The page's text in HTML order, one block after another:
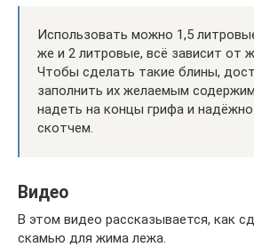
Использовать можно 1,5
же и 2 литровые, всё зависит от
Чтобы сделать такие блины,
заполнить их желаемым
надеть на концы грифа и надёжно
скотчем.
Видео
В этом видео рассказывается, как
скамью для жима лежа.